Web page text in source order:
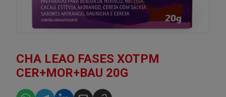
CHA LEAO FASES XOTPM
CER+MOR+BAU 20G